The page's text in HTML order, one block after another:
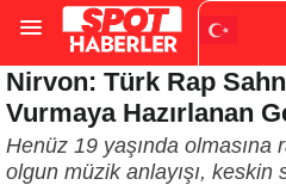
Turkish
Nirvon: Türk Rap
Vurmaya Hazırlanan
Henüz 19 yaşında olmasına
olgun müzik anlayışı, keskin